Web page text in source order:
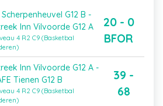
G12 B -
Inn Vilvoorde G12 A
4 R2 C9 (Basketbal
20 - 0
BFOR
Inn Vilvoorde G12 A -
Tienen G12 B
4 R2 C9 (Basketbal
39 -
68